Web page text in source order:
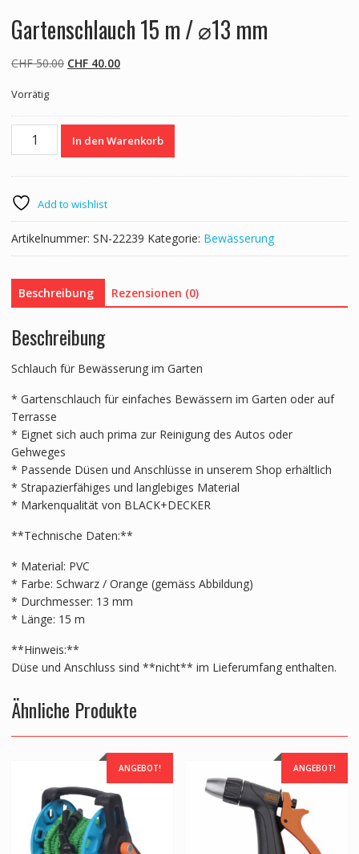
Gartenschlauch 15 m / ⌀13 mm
CHF50.00 Ursprünglicher
CHF 50.00
CHF40.00Aktueller
CHF 40.00.
Vorrätig
Gartenschlauch
⌀13
mm
Menge
In den Warenkorb
Add to wishlist
Artikelnummer: SN-22239 Kategorie: Bewässerung
Beschreibung Rezensionen (0)
Beschreibung
Schlauch für Bewässerung im Garten
* Gartenschlauch für einfaches Bewässern im Garten oder auf
Terrasse
* Eignet sich auch prima zur Reinigung des Autos oder
Gehweges
* Passende Düsen und Anschlüsse in unserem Shop erhältlich
* Strapazierfähiges und langlebiges Material
* Markenqualität von BLACK+DECKER
**Technische Daten:**
* Material: PVC
* Farbe: Schwarz / Orange (gemäss Abbildung)
* Durchmesser: 13 mm
* Länge: 15 m
**Hinweis:**
Düse und Anschluss sind **nicht** im Lieferumfang enthalten.
Ähnliche Produkte
ANGEBOT! ANGEBOT!